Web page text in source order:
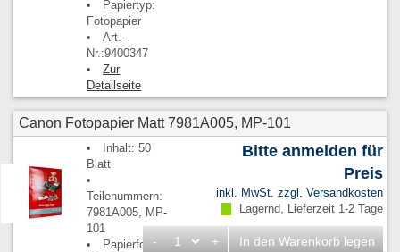
Papiertyp:
Fotopapier
Art.-
Nr.:9400347
Zur
Detailseite
Canon Fotopapier Matt 7981A005, MP-101
Inhalt: 50
Blatt
Teilenummern:
7981A005, MP-
101
Papierformat:
Bitte anmelden für
Preis
inkl. MwSt. zzgl. Versandkosten
Lagernd, Lieferzeit 1-2 Tage
- + In den Warenkorb legen